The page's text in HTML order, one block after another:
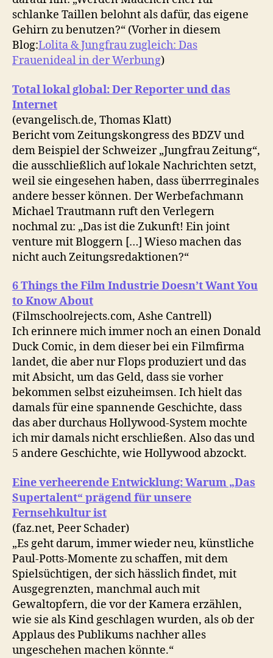
schlanke Taillen belohnt als dafür, das eigene
Gehirn zu benutzen?“ (Vorher in diesem
Blog:Lolita & Jungfrau zugleich: Das
Frauenideal in der Werbung)
Total lokal global: Der Reporter und das
Internet
(evangelisch.de, Thomas Klatt)
Bericht vom Zeitungskongress des BDZV und
dem Beispiel der Schweizer „Jungfrau Zeitung“,
die ausschließlich auf lokale Nachrichten setzt,
weil sie eingesehen haben, dass überrreginales
andere besser können. Der Werbefachmann
Michael Trautmann ruft den Verlegern
nochmal zu: „Das ist die Zukunft! Ein joint
venture mit Bloggern […] Wieso machen das
nicht auch Zeitungsredaktionen?“
6 Things the Film Industrie Doesn’t Want You
to Know About
(Filmschoolrejects.com, Ashe Cantrell)
Ich erinnere mich immer noch an einen Donald
Duck Comic, in dem dieser bei ein Filmfirma
landet, die aber nur Flops produziert und das
mit Absicht, um das Geld, dass sie vorher
bekommen selbst eizuheimsen. Ich hielt das
damals für eine spannende Geschichte, dass
das aber durchaus Hollywood-System mochte
ich mir damals nicht erschließen. Also das und
5 andere Geschichte, wie Hollywood abzockt.
Eine verheerende Entwicklung: Warum „Das
Supertalent“ prägend für unsere
Fernsehkultur ist
(faz.net, Peer Schader)
„Es geht darum, immer wieder neu, künstliche
Paul-Potts-Momente zu schaffen, mit dem
Spielsüchtigen, der sich hässlich findet, mit
Ausgegrenzten, manchmal auch mit
Gewaltopfern, die vor der Kamera erzählen,
wie sie als Kind geschlagen wurden, als ob der
Applaus des Publikums nachher alles
ungeschehen machen könnte.“